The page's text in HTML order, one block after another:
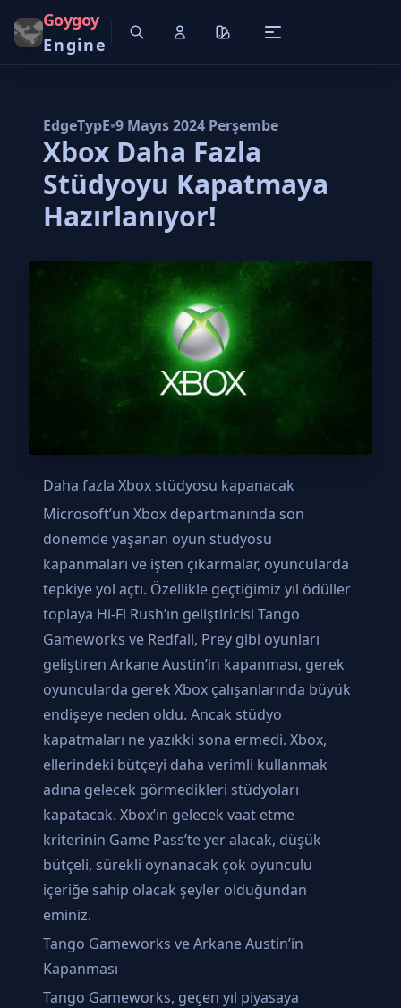
Goygoy
Engine
EdgeTypE•9 Mayıs 2024 Perşembe
Xbox Daha Fazla
Stüdyoyu Kapatmaya
Hazırlanıyor!
Daha fazla Xbox stüdyosu kapanacak
Microsoft’un Xbox departmanında son
dönemde yaşanan oyun stüdyosu
kapanmaları ve işten çıkarmalar, oyuncularda
tepkiye yol açtı. Özellikle geçtiğimiz yıl ödüller
toplaya Hi-Fi Rush’ın geliştiricisi Tango
Gameworks ve Redfall, Prey gibi oyunları
geliştiren Arkane Austin’in kapanması, gerek
oyuncularda gerek Xbox çalışanlarında büyük
endişeye neden oldu. Ancak stüdyo
kapatmaları ne yazıkki sona ermedi. Xbox,
ellerindeki bütçeyi daha verimli kullanmak
adına gelecek görmedikleri stüdyoları
kapatacak. Xbox’ın gelecek vaat etme
kriterinin Game Pass’te yer alacak, düşük
bütçeli, sürekli oynanacak çok oyunculu
içeriğe sahip olacak şeyler olduğundan
eminiz.
Tango Gameworks ve Arkane Austin’in
Kapanması
Tango Gameworks, geçen yıl piyasaya